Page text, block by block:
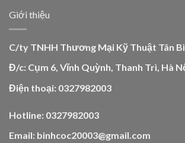
Giới thiệu
C/ty TNHH Thương Mại Kỹ Thuật Tân
Đ/c: Cụm 6, Vĩnh Quỳnh, Thanh Trì, Hà
Điện thoại: 0327982003
Hotline: 0327982003
Email: binhcoc20003@gmail.com